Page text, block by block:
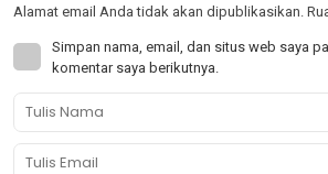
Alamat email Anda tidak akan dipublikasikan.
Simpan nama, email, dan situs web saya
komentar saya berikutnya.